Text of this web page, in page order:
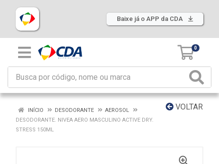
Baixe já o APP da CDA
0
VOLTAR
INÍCIO DESODORANTE
AEROSOL
DESODORANTE. NIVEA AERO MASCULINO ACTIVE DRY.
STRESS 150ML